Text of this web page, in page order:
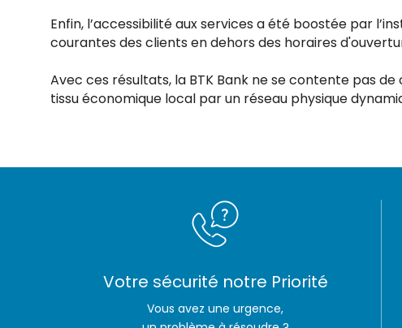
Enfin, l’accessibilité aux services a été boostée par
courantes des clients en dehors des horaires
Avec ces résultats, la BTK Bank ne se contente pas
tissu économique local par un réseau physique
Votre sécurité notre Priorité
Vous avez une urgence,